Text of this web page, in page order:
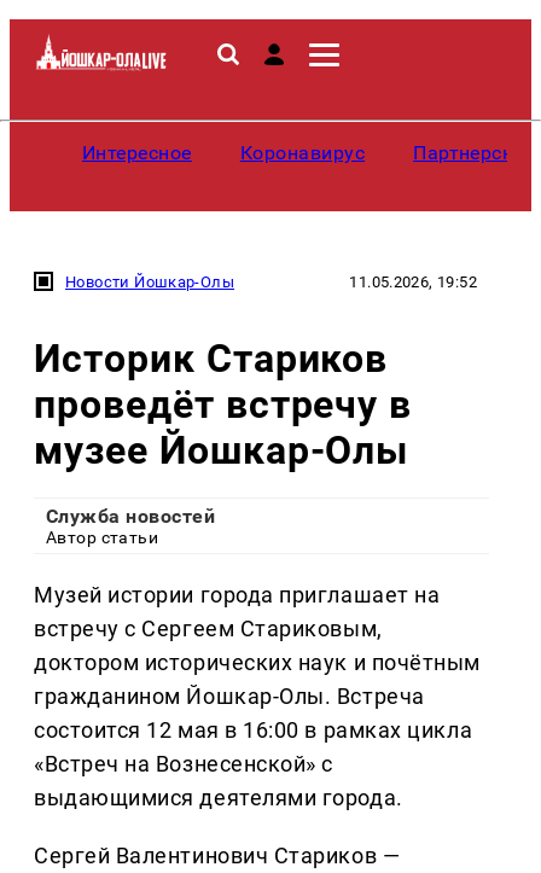
Интересное Коронавирус
Новости Йошкар-Олы 11.05.2026, 19:52
Историк Стариков
проведёт встречу в
музее Йошкар-Олы
Служба новостей
Автор статьи
Музей истории города приглашает на
встречу с Сергеем Стариковым,
доктором исторических наук и почётным
гражданином Йошкар-Олы. Встреча
состоится 12 мая в 16:00 в рамках цикла
«Встреч на Вознесенской» с
выдающимися деятелями города.
Сергей Валентинович Стариков —